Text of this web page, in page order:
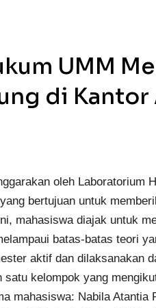
UMM
di
oleh Laboratorium
bertujuan untuk
mahasiswa diajak untuk
batas-batas teori
aktif dan dilaksanakan
satu kelompok yang
mahasiswa: Nabila Atantia